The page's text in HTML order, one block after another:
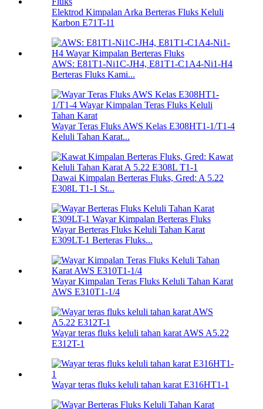
Elektrod Kimpalan Arka Berteras Fluks Keluli
Karbon E71T-11
AWS: E81T1-Ni1C-JH4, E81T1-C1A4-Ni1-H4
Berteras Fluks Kami...
Wayar Teras Fluks AWS Kelas E308HT1-1/T1-4
Keluli Tahan Karat...
Dawai Kimpalan Berteras Fluks, Gred: A 5.22
E308L T1-1 St...
Wayar Berteras Fluks Keluli Tahan Karat
E309LT-1 Berteras Fluks...
Wayar Kimpalan Teras Fluks Keluli Tahan Karat
AWS E310T1-1/4
Wayar teras fluks keluli tahan karat AWS A5.22
E312T-1
Wayar teras fluks keluli tahan karat E316HT1-1